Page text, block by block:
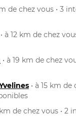
de chez vous • 3
• à 12 km de chez
• à 19 km de chez
• à 15 km de
km de chez vous • 2